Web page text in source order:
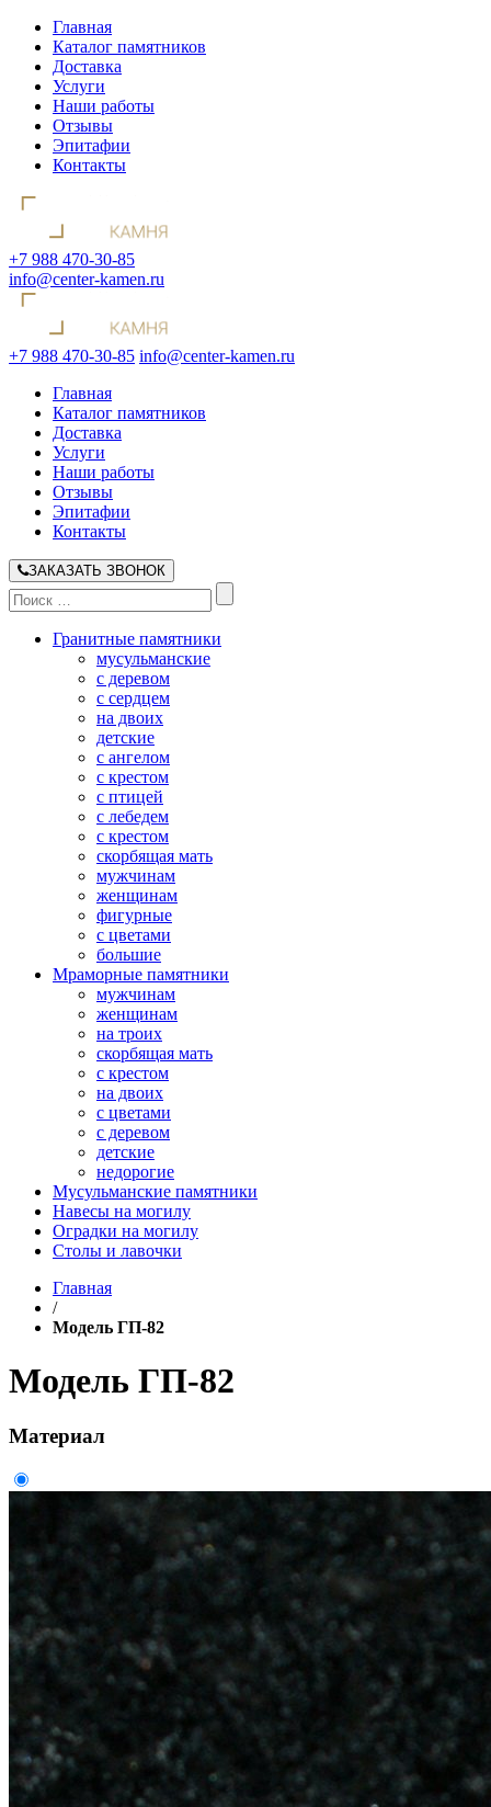
Главная
Каталог памятников
Доставка
Услуги
Наши работы
Отзывы
Эпитафии
Контакты
+7 988 470-30-85
info@center-kamen.ru
+7 988 470-30-85 info@center-kamen.ru
Главная
Каталог памятников
Доставка
Услуги
Наши работы
Отзывы
Эпитафии
Контакты
ЗАКАЗАТЬ ЗВОНОК
Гранитные памятники
мусульманские
с деревом
с сердцем
на двоих
детские
с ангелом
с крестом
с птицей
с лебедем
с крестом
скорбящая мать
мужчинам
женщинам
фигурные
с цветами
большие
Мраморные памятники
мужчинам
женщинам
на троих
скорбящая мать
с крестом
на двоих
с цветами
с деревом
детские
недорогие
Мусульманские памятники
Навесы на могилу
Оградки на могилу
Столы и лавочки
Главная
/
Модель ГП-82
Модель ГП-82
Материал